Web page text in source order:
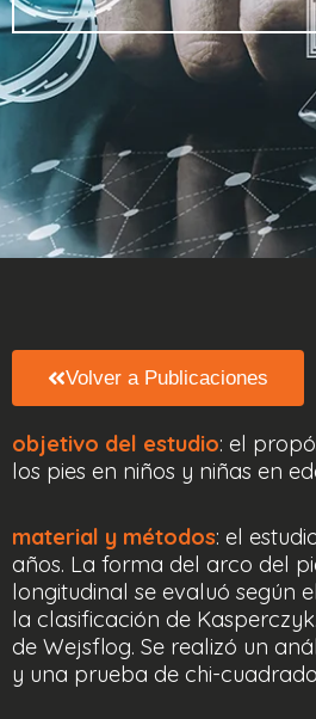
Volver a Publicaciones
objetivo del estudio: el
los pies en niños y niñas en
material y métodos: el
años. La forma del arco del
longitudinal se evaluó según
la clasificación de
de Wejsflog. Se realizó un
y una prueba de chi-